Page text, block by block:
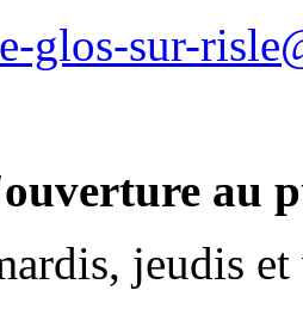
glos-sur-
au
jeudis et